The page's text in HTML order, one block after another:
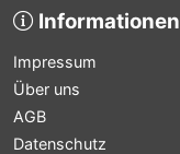
Informationen
Impressum
Über uns
AGB
Datenschutz